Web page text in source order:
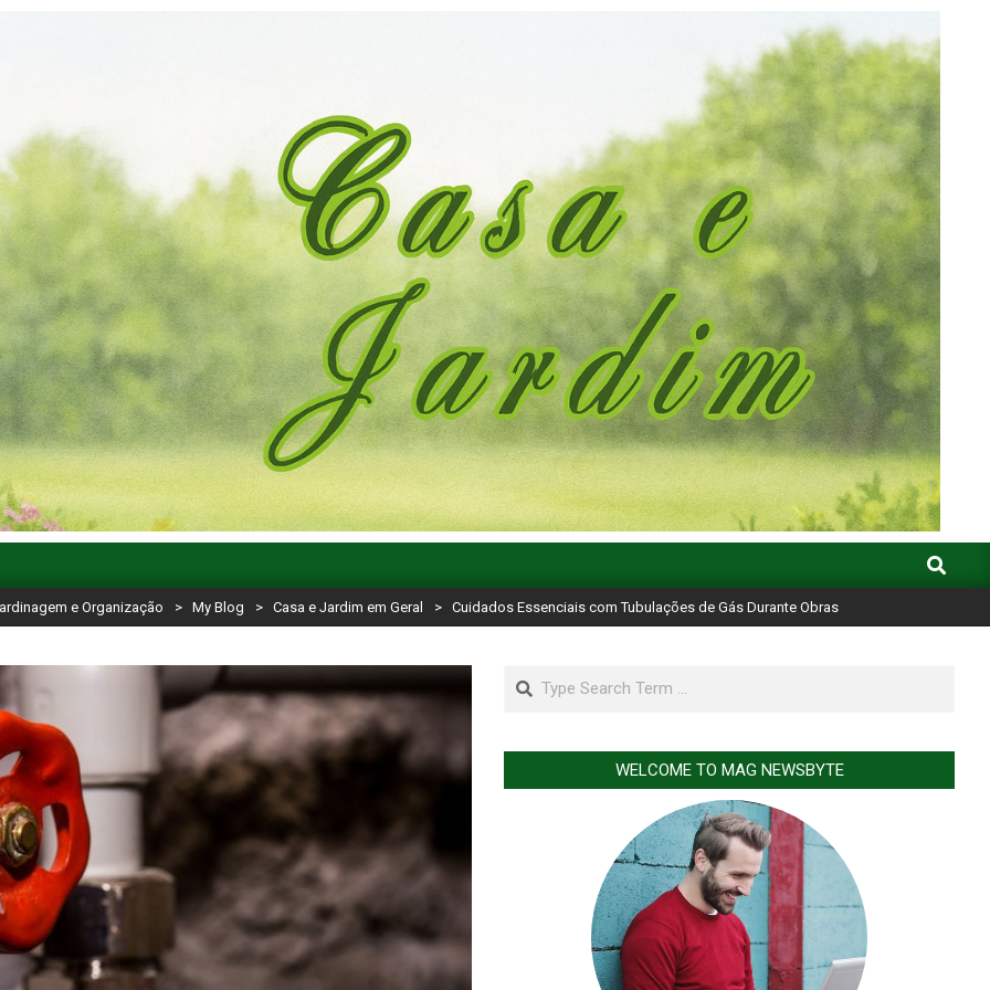
Search
e Organização > My Blog > Casa e Jardim em Geral > Cuidados Essenciais com Tubulações de Gás Durante Obras
Search
WELCOME TO MAG NEWSBYTE